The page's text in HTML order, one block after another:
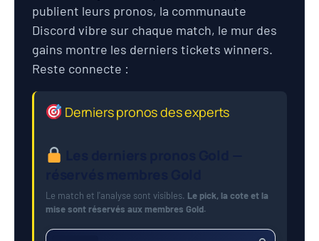
publient leurs pronos, la communaute
Discord vibre sur chaque match, le mur des
gains montre les derniers tickets winners.
Reste connecte :
Derniers pronos des experts
Le match et l'analyse sont visibles. Le pick, la cote et la
mise sont réservés aux membres Gold.